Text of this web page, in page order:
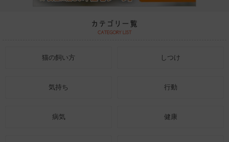
猫の飼い方 しつけ
気持ち 行動
病気 健康